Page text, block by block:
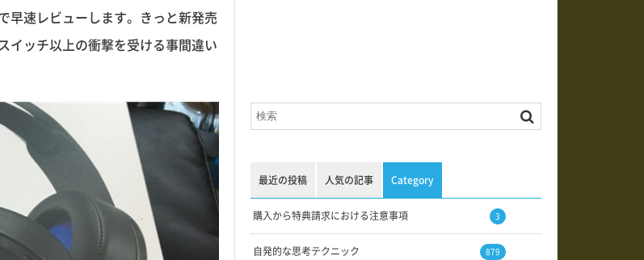
早速レビューします。きっと新発売
イッチ以上の衝撃を受ける事間違い
最近の投稿 人気の記事 Category
購入から特典請求における注意事項 3
自発的な思考テクニック 879